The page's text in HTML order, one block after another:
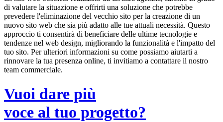
di valutare la situazione e offrirti una soluzione che potrebbe
prevedere l'eliminazione del vecchio sito per la creazione di un
nuovo sito web che sia più adatto alle tue attuali necessità. Questo
approccio ti consentirà di beneficiare delle ultime tecnologie e
tendenze nel web design, migliorando la funzionalità e l'impatto del
tuo sito. Per ulteriori informazioni su come possiamo aiutarti a
rinnovare la tua presenza online, ti invitiamo a contattare il nostro
team commerciale.
Vuoi dare più
voce al tuo progetto?